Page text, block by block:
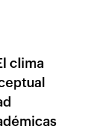
clima